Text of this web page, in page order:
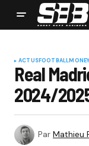
ACTUSFOOTBALL
Real
2024/
Par Mathieu